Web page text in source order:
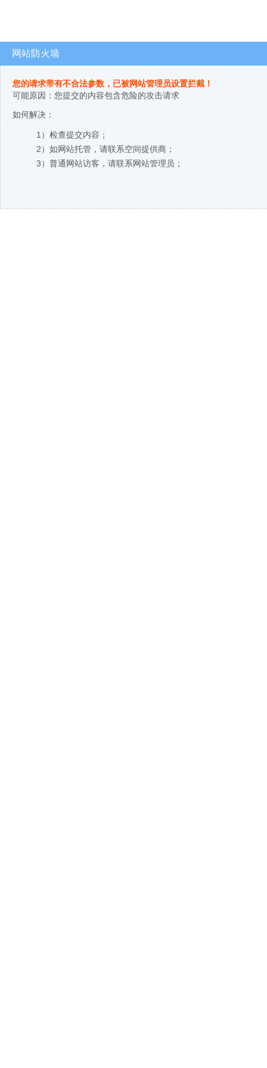
网站防火墙
您的请求带有不合法参数，已被网站管理员设置拦截！
可能原因：您提交的内容包含危险的攻击请求
如何解决：
1）检查提交内容；
2）如网站托管，请联系空间提供商；
3）普通网站访客，请联系网站管理员；